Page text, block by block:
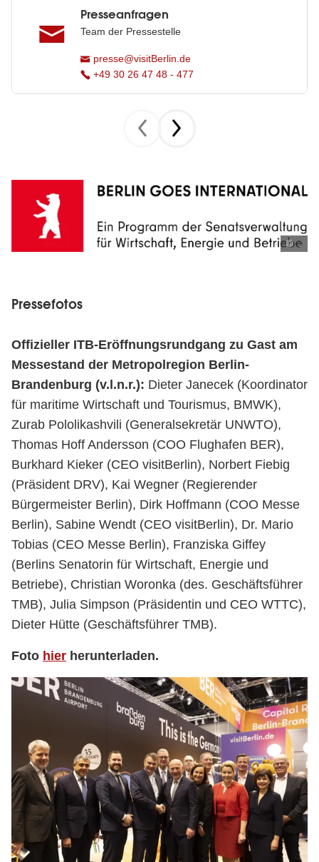
Presseanfragen
Team der Pressestelle
presse@visitBerlin.de
+49 30 26 47 48 - 477
© .
Pressefotos
Offizieller ITB-Eröffnungsrundgang zu Gast am
Messestand der Metropolregion Berlin-
Brandenburg (v.l.n.r.): Dieter Janecek (Koordinator
für maritime Wirtschaft und Tourismus, BMWK),
Zurab Pololikashvili (Generalsekretär UNWTO),
Thomas Hoff Andersson (COO Flughafen BER),
Burkhard Kieker (CEO visitBerlin), Norbert Fiebig
(Präsident DRV), Kai Wegner (Regierender
Bürgermeister Berlin), Dirk Hoffmann (COO Messe
Berlin), Sabine Wendt (CEO visitBerlin), Dr. Mario
Tobias (CEO Messe Berlin), Franziska Giffey
(Berlins Senatorin für Wirtschaft, Energie und
Betriebe), Christian Woronka (des. Geschäftsführer
TMB), Julia Simpson (Präsidentin und CEO WTTC),
Dieter Hütte (Geschäftsführer TMB).
Foto hier herunterladen.